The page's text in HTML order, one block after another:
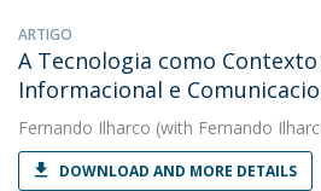
ARTIGO
A Tecnologia como
Informacional e
Fernando Ilharco (with Fernando
DOWNLOAD AND MORE DETAILS